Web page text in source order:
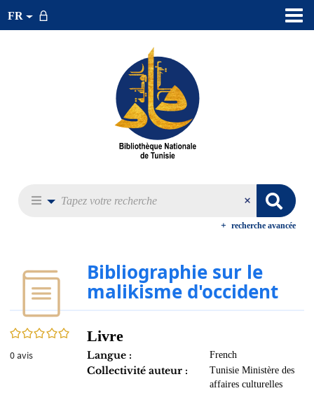
FR
recherche avancée
0/5
0avis
Bibliographie sur le
malikisme d'occident
Livre
Langue : French
Collectivité auteur :
Tunisie Ministère des
affaires culturelles